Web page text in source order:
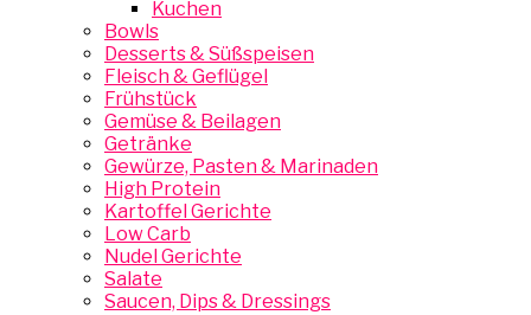
Kuchen
Bowls
Desserts & Süßspeisen
Fleisch & Geflügel
Frühstück
Gemüse & Beilagen
Getränke
Gewürze, Pasten & Marinaden
High Protein
Kartoffel Gerichte
Low Carb
Nudel Gerichte
Salate
Saucen, Dips & Dressings